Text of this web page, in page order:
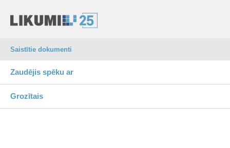
Saistītie dokumenti
Zaudējis spēku ar
Grozītais